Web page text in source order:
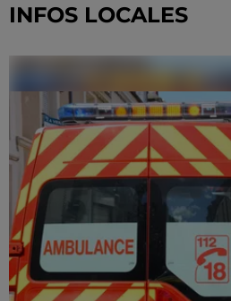
INFOS LOCALES